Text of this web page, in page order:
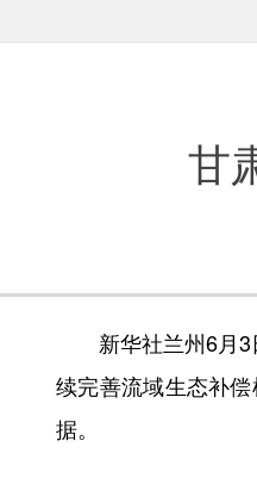
甘
新华社兰州6月3
续完善流域生态补
据。